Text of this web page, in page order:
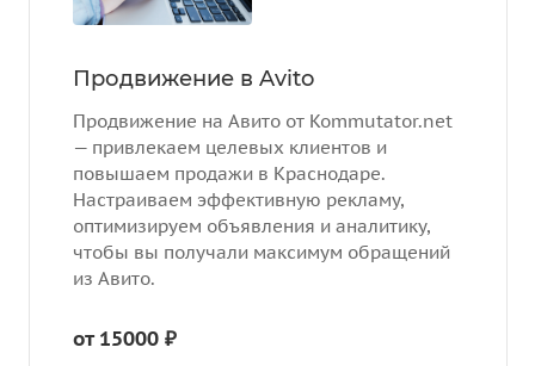
Продвижение в Avito
Продвижение на Авито от Kommutator.net
— привлекаем целевых клиентов и
повышаем продажи в Краснодаре.
Настраиваем эффективную рекламу,
оптимизируем объявления и аналитику,
чтобы вы получали максимум обращений
из Авито.
от 15000 ₽